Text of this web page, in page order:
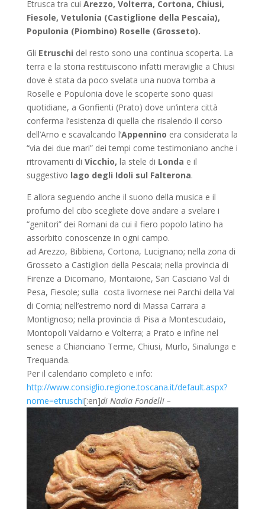
Etrusca tra cui Arezzo, Volterra, Cortona, Chiusi,
Fiesole, Vetulonia (Castiglione della Pescaia),
Populonia (Piombino) Roselle (Grosseto).
Gli Etruschi del resto sono una continua scoperta. La
terra e la storia restituiscono infatti meraviglie a Chiusi
dove è stata da poco svelata una nuova tomba a
Roselle e Populonia dove le scoperte sono quasi
quotidiane, a Gonfienti (Prato) dove un’intera città
conferma l’esistenza di quella che risalendo il corso
dell’Arno e scavalcando l’Appennino era considerata la
“via dei due mari” dei tempi come testimoniano anche i
ritrovamenti di Vicchio, la stele di Londa e il
suggestivo lago degli Idoli sul Falterona.
E allora seguendo anche il suono della musica e il
profumo del cibo scegliete dove andare a svelare i
“genitori” dei Romani da cui il fiero popolo latino ha
assorbito conoscenze in ogni campo.
ad Arezzo, Bibbiena, Cortona, Lucignano; nella zona di
Grosseto a Castiglion della Pescaia; nella provincia di
Firenze a Dicomano, Montaione, San Casciano Val di
Pesa, Fiesole; sulla costa livornese nei Parchi della Val
di Cornia; nell’estremo nord di Massa Carrara a
Montignoso; nella provincia di Pisa a Montescudaio,
Montopoli Valdarno e Volterra; a Prato e infine nel
senese a Chianciano Terme, Chiusi, Murlo, Sinalunga e
Trequanda.
Per il calendario completo e info:
http://www.consiglio.regione.toscana.it/default.aspx?
nome=etruschi[:en]di Nadia Fondelli –